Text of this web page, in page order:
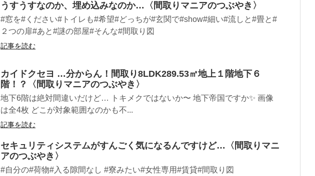
うすうすなのか、埋め込みなのか…〈間取りマニアのつぶやき〉
#窓を#ください#トイレも#希望#どっちが#玄関で#show#細い#流しと#畳と#
２つの扉#あと#謎の部屋#そんな#間取り図
記事を読む
カイドクセヨ …分からん！間取り8LDK289.53㎡地上１階地下６
階！？〈間取りマニアのつぶやき〉
地下6階は絶対間違いだけど… トキメクではないか〜 地下帝国ですか✨ 画像
は全4枚 どこが対象範囲なのかも不...
記事を読む
セキュリティシステムがすんごく気になるんですけど…〈間取りマニ
アのつぶやき〉
#自分の#荷物#入る隙間なし #寮みたい#女性専用#賃貸#間取り図